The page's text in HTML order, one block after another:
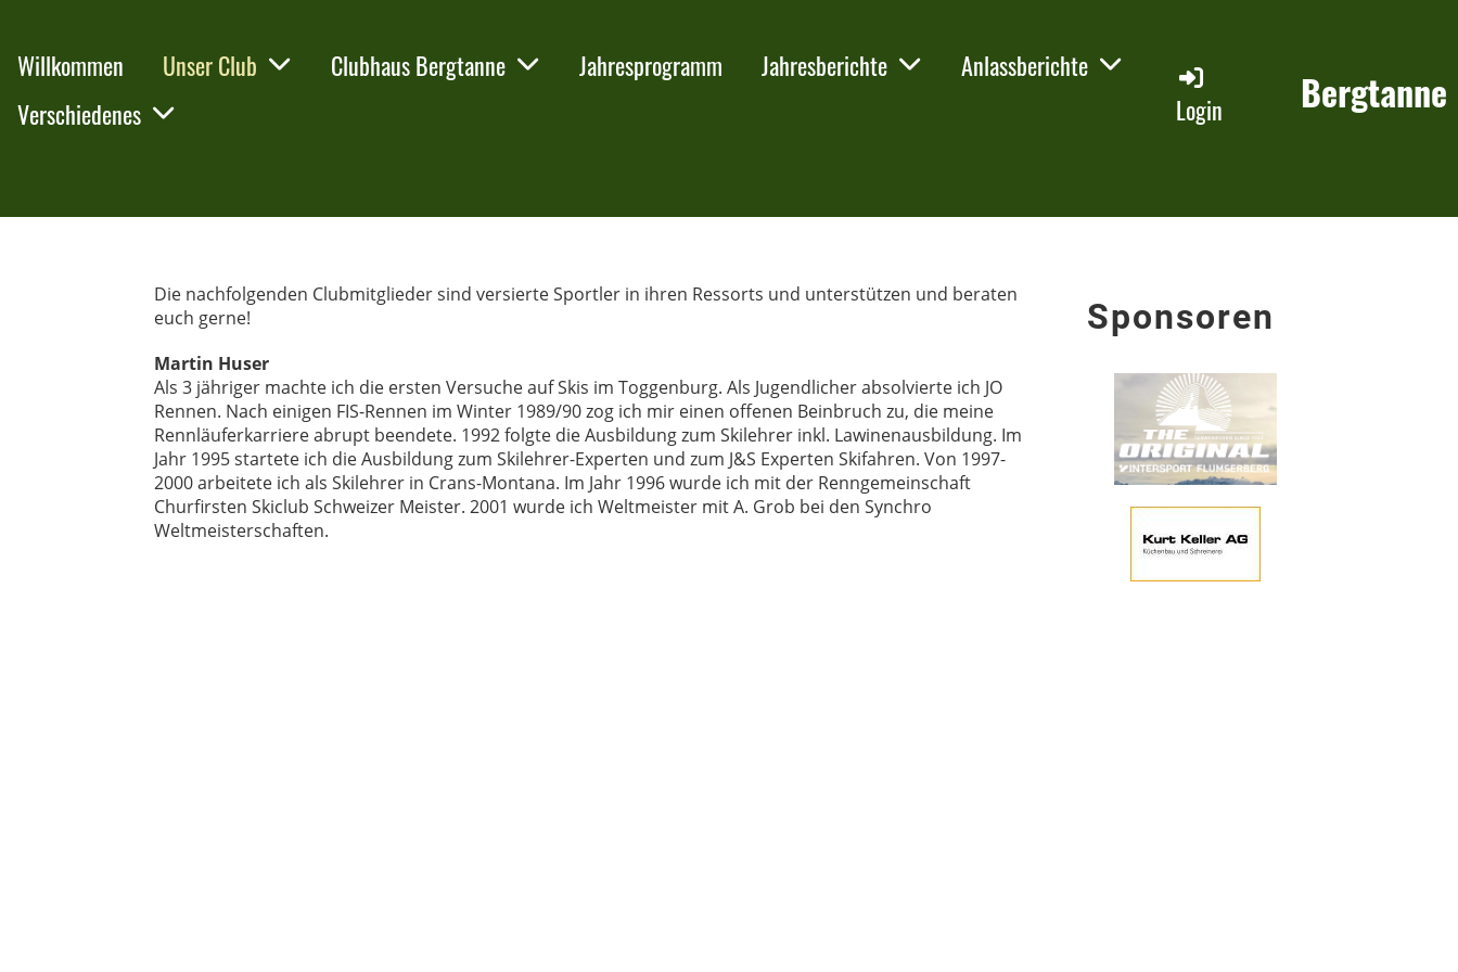
Willkommen Unser Club Clubhaus Bergtanne Jahresprogramm Jahresberichte
Anlassberichte
Verschiedenes
Login Bergtanne
Die nachfolgenden Clubmitglieder sind versierte Sportler in ihren Ressorts und unterstützen und beraten
euch gerne!
Martin Huser
Als 3 jähriger machte ich die ersten Versuche auf Skis im Toggenburg. Als Jugendlicher absolvierte ich JO
Rennen. Nach einigen FIS-Rennen im Winter 1989/90 zog ich mir einen offenen Beinbruch zu, die meine
Rennläuferkarriere abrupt beendete. 1992 folgte die Ausbildung zum Skilehrer inkl. Lawinenausbildung. Im
Jahr 1995 startete ich die Ausbildung zum Skilehrer-Experten und zum J&S Experten Skifahren. Von 1997-
2000 arbeitete ich als Skilehrer in Crans-Montana. Im Jahr 1996 wurde ich mit der Renngemeinschaft
Churfirsten Skiclub Schweizer Meister. 2001 wurde ich Weltmeister mit A. Grob bei den Synchro
Weltmeisterschaften.
Sponsoren